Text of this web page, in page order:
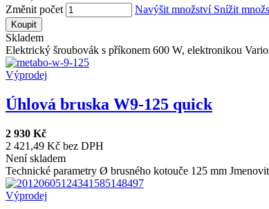
Změnit počet
Navýšit množství Snížit
Koupit
Skladem
Elektrický šroubovák s příkonem 600 W, elektronikou
Výprodej
Úhlová bruska W9-125 quick
2 930 Kč
2 421,49 Kč bez DPH
Není skladem
Technické parametry Ø brusného kotouče 125 mm
Výprodej